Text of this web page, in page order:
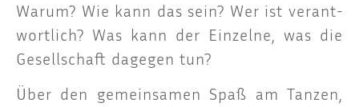
War­um? Wie kann das sein? Wer ist ver­ant­
wort­lich? Was kann der Ein­zel­ne, was die
Gesell­schaft dage­gen tun?
Über den gemein­sa­men Spaß am Tan­zen,